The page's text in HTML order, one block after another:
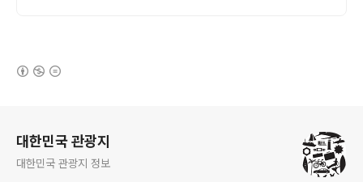
대한민국 관광지
대한민국 관광지 정보